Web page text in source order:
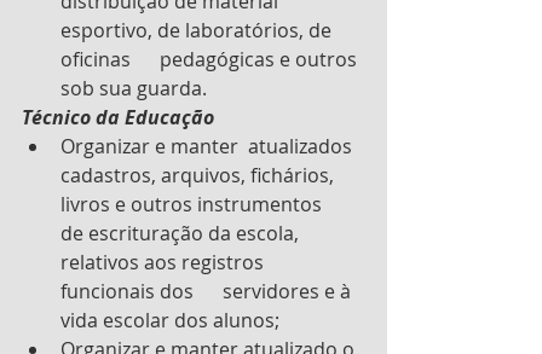
esportivo, de laboratórios, de
oficinas      pedagógicas e outros
sob sua guarda.
Técnico da Educação
Organizar e manter  atualizados
cadastros, arquivos, fichários,
livros e outros instrumentos
de escrituração da escola,
relativos aos registros
funcionais dos      servidores e à
vida escolar dos alunos;